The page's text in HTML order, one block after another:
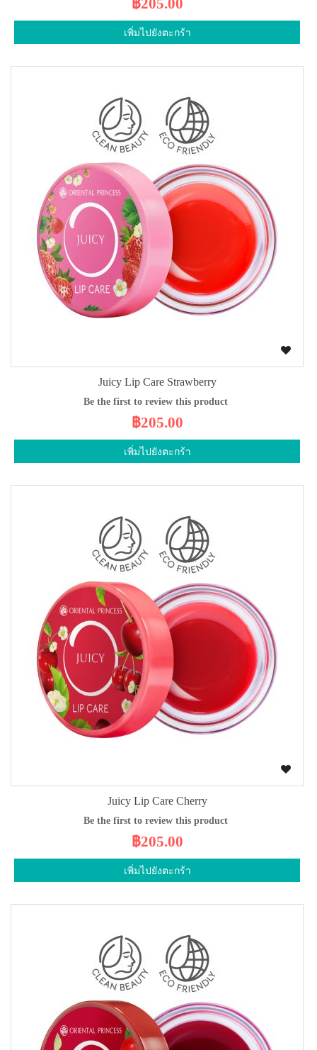
฿205.00
เพิ่มไปยังตะกร้า
Juicy Lip Care Strawberry
Be the first to review this product
฿205.00
เพิ่มไปยังตะกร้า
Juicy Lip Care Cherry
Be the first to review this product
฿205.00
เพิ่มไปยังตะกร้า